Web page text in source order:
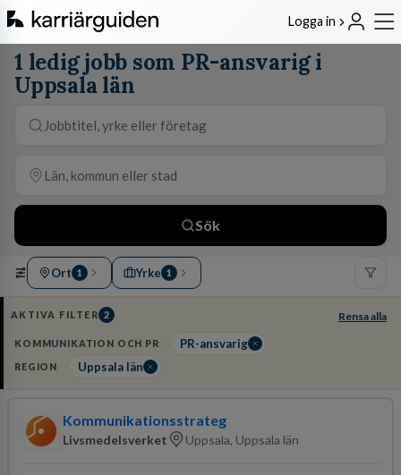
Logga in
1 ledig jobb som PR-ansvarig i
Uppsala län
Sök
Ort 1 Yrke 1
AKTIVA FILTER 2 Rensa alla
KOMMUNIKATION OCH PR PR-ansvarig
REGION Uppsala län
Kommunikationsstrateg
Livsmedelsverket Uppsala, Uppsala län